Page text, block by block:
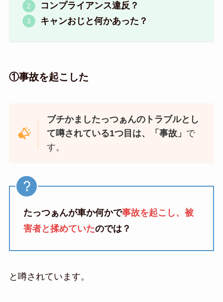
コンプライアンス違反？
キャンおじと何かあった？
①事故を起こした
ブチかましたっつぁんのトラブルとし
て噂されている1つ目は、「事故」 で
す。
たっつぁんが車か何かで事故を起こし、被
害者と揉めていたのでは？
と噂されています。